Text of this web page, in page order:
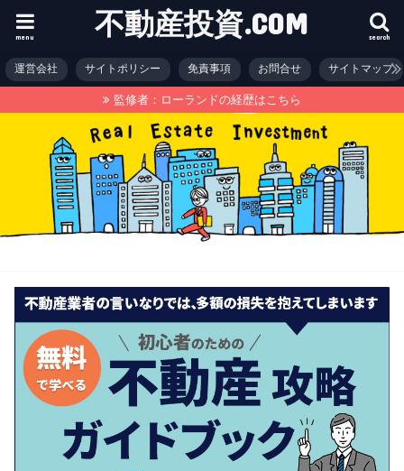
不動産投資.COM search
menu
運営会社 サイトポリシー 免責事項 お問合せ サイトマップ
監修者：ローランドの経歴はこちら